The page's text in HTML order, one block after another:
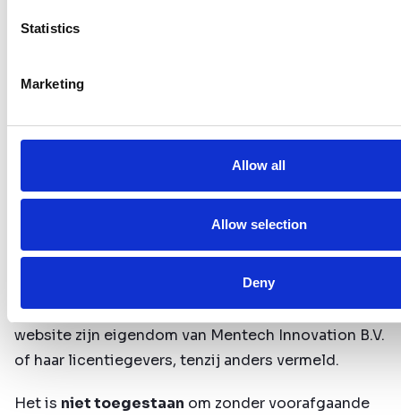
Statistics
Marketing
Allow all
Allow selection
Deny
platform en de AI-assistent Noa. Er kunnen
informatieaanvragen of aanmelding voor
3. Intellectueel eigendom
Alle teksten, beelden, grafieken, video’s, logo’s,
handelsnamen, softwaremodules,
gegevensstructuren, en andere content op deze
website zijn eigendom van Mentech Innovation B.V.
of haar licentiegevers, tenzij anders vermeld.
Het is niet toegestaan om zonder voorafgaande